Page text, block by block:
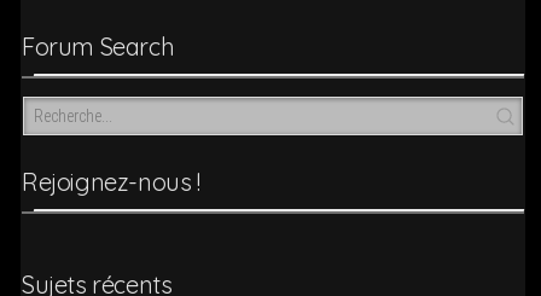
t
i
o
Forum Search
Rejoi­­gnez-nous !
Sujets récents